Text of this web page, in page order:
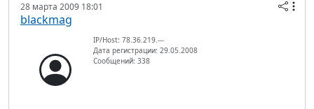
28 марта 2009 18:01
blackmag
IP/Host: 78.36.219.---
Дата регистрации: 29.05.2008
Сообщений: 338